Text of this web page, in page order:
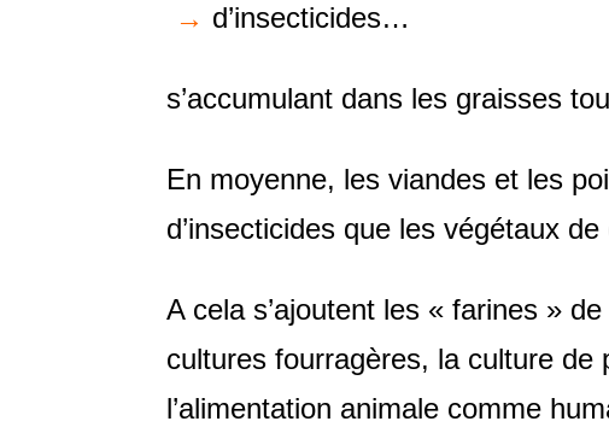
→ d’insecticides…
s’accumulant dans les graisses
En moyenne, les viandes et les
d’insecticides que les végétaux
A cela s’ajoutent les « farines »
cultures fourragères, la culture
l’alimentation animale comme